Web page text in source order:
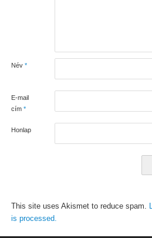
Név *
E-mail
cím *
Honlap
This site uses Akismet to reduce spam.
is processed.